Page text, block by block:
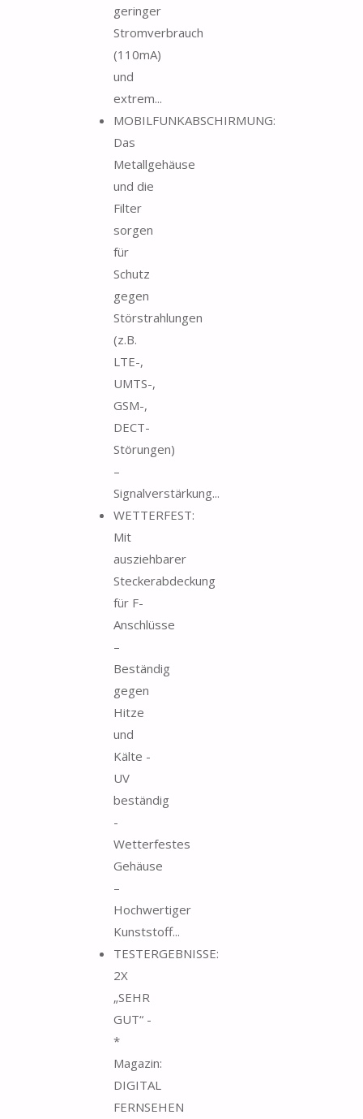
geringer
Stromverbrauch
(110mA)
und
extrem...
MOBILFUNKABSCHIRMUNG:
Das
Metallgehäuse
und die
Filter
sorgen
für
Schutz
gegen
Störstrahlungen
(z.B.
LTE-,
UMTS-,
GSM-,
DECT-
Störungen)
–
Signalverstärkung...
WETTERFEST:
Mit
ausziehbarer
Steckerabdeckung
für F-
Anschlüsse
–
Beständig
gegen
Hitze
und
Kälte -
UV
beständig
-
Wetterfestes
Gehäuse
–
Hochwertiger
Kunststoff...
TESTERGEBNISSE:
2X
„SEHR
GUT“ -
*
Magazin:
DIGITAL
FERNSEHEN